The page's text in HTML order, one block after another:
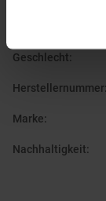
Geschlecht:
Herstellernummer:
Marke:
Nachhaltigkeit: